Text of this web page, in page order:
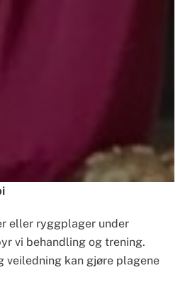
eller ryggplager under
vi behandling og trening.
veiledning kan gjøre plagene